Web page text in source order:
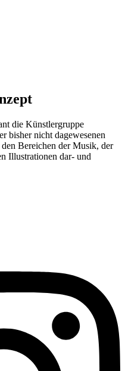
die Künstlergruppe
bisher nicht dagewesenen
Bereichen der Musik, der
Illustrationen dar- und